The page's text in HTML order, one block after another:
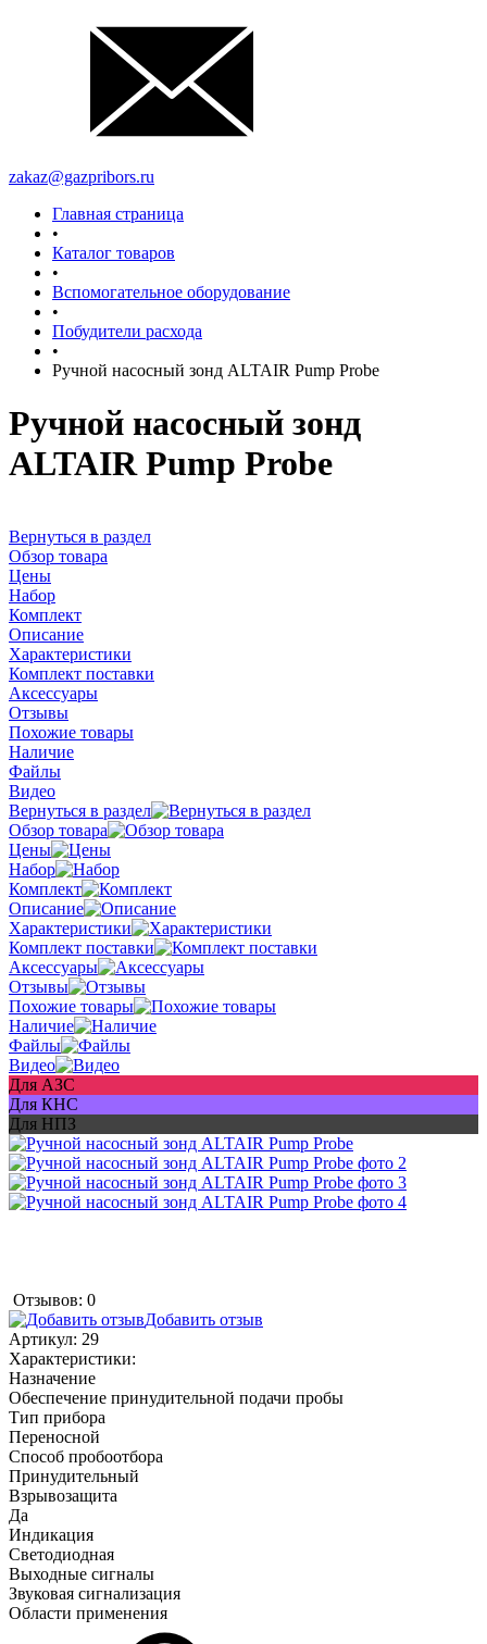
zakaz@gazpribors.ru
Главная страница
•
Каталог товаров
•
Вспомогательное оборудование
•
Побудители расхода
•
Ручной насосный зонд ALTAIR Pump Probe
Ручной насосный зонд
ALTAIR Pump Probe
Вернуться в раздел
Обзор товара
Цены
Набор
Комплект
Описание
Характеристики
Комплект поставки
Аксессуары
Отзывы
Похожие товары
Наличие
Файлы
Видео
Вернуться в раздел
Обзор товара
Цены
Набор
Комплект
Описание
Характеристики
Комплект поставки
Аксессуары
Отзывы
Похожие товары
Наличие
Файлы
Видео
Для АЗС
Для КНС
Для НПЗ
Отзывов: 0
Добавить отзыв
Артикул: 29
Характеристики:
Назначение
Обеспечение принудительной подачи пробы
Тип прибора
Переносной
Способ пробоотбора
Принудительный
Взрывозащита
Да
Индикация
Светодиодная
Выходные сигналы
Звуковая сигнализация
Области применения